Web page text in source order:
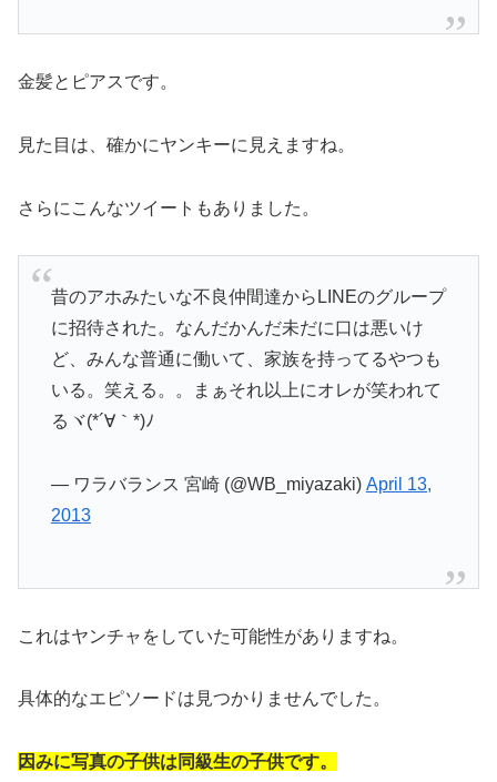
金髪とピアスです。
見た目は、確かにヤンキーに見えますね。
さらにこんなツイートもありました。
昔のアホみたいな不良仲間達からLINEのグループ
に招待された。なんだかんだ未だに口は悪いけ
ど、みんな普通に働いて、家族を持ってるやつも
いる。笑える。。まぁそれ以上にオレが笑われて
るヾ(*´∀｀*)ﾉ
— ワラバランス 宮崎 (@WB_miyazaki) April 13,
2013
これはヤンチャをしていた可能性がありますね。
具体的なエピソードは見つかりませんでした。
因みに写真の子供は同級生の子供です。